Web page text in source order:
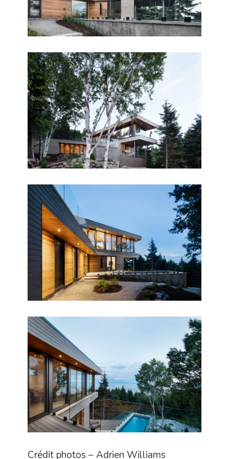
Crédit photos – Adrien Williams